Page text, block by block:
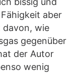
aber
davon, wie
gegenüber
der Autor
wenig